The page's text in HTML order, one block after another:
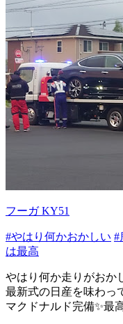
フーガ KY51
#やはり何かおかしい #
は最高
やはり何か走りがおか
最新式の日産を味わっ
マクドナルド完備✨最